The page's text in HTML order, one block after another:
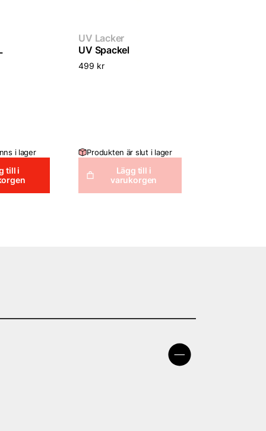
i lager
till i
UV Lacker
UV Spackel
499 kr
Produkten är slut i lager
Lägg till i
varukorgen